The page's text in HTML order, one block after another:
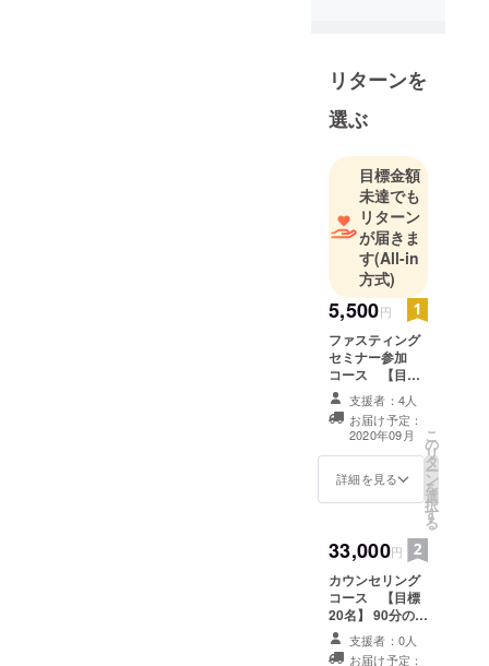
リターンを
選ぶ
目標金額
未達でも
リターン
が届きま
す(All-in
方式)
5,500円
ファスティング
セミナー参加
コース 【目標
100名】 下記の
オプティマム
ファスティング
セミナーご視聴
権(通常5000
円)+新刊著書
(1100円) 6100円
+税⇒5,500円(税
9/10 学研ブラス
より発売「マン
ガでわかる! 4日
間で脂肪だけを
キレイに落とす
本」となりま
す。 ★オプティ
支援者：4人
お届け予定：
2020年09月
詳細を見る
こ
の
リ
タ
ー
ン
を
選
択
す
る
33,000円
カウンセリング
コース 【目標
20名】 90分のカ
ウンセリング×3
回/三か月間 (通
支援者：0人
お届け予定：